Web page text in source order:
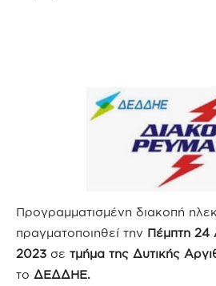
Προγραμματισμένη διακοπή
πραγματοποιηθεί την Πέμπτη 24
2023 σε τμήμα της Δυτικής
το ΔΕΔΔΗΕ.